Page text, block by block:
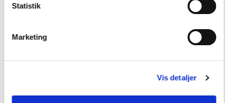
Statistik
Marketing
Vis detaljer
Dansk